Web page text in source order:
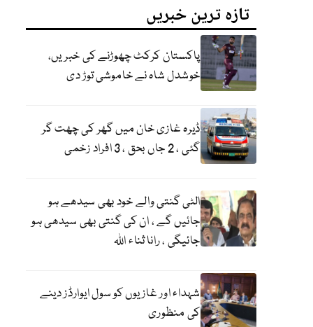
تازہ ترین خبریں
پاکستان کرکٹ چھوڑنے کی خبریں،
خوشدل شاہ نے خاموشی توڑ دی
ڈیرہ غازی خان میں گھر کی چھت گر
گئی ، 2 جاں بحق ، 3 افراد زخمی
الٹی گنتی والے خود بھی سیدھے ہو
جائیں گے ، ان کی گنتی بھی سیدھی ہو
جائیگی ، رانا ثناء اللہ
شہداء اور غازیوں کو سول ایوارڈز دینے
کی منظوری